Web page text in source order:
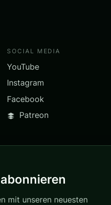
SOCIAL MEDIA
YouTube
Instagram
Facebook
Patreon
mit unseren neuesten